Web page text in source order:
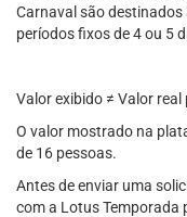
Carnaval são
períodos fixos de 4 ou 5
Valor exibido ≠ Valor
O valor mostrado na
de 16 pessoas.
Antes de enviar uma
com a Lotus Temporada